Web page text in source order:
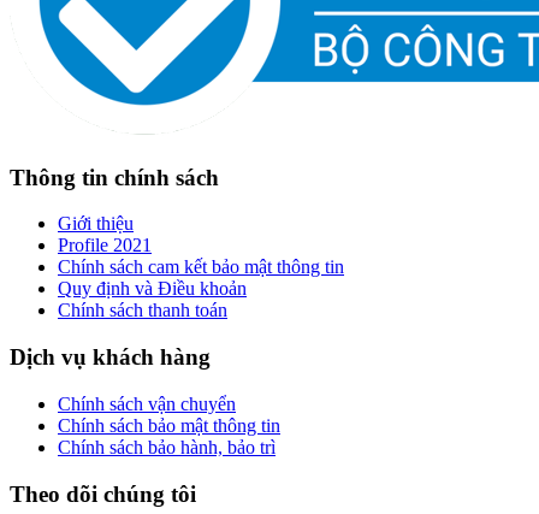
Thông tin chính sách
Giới thiệu
Profile 2021
Chính sách cam kết bảo mật thông tin
Quy định và Điều khoản
Chính sách thanh toán
Dịch vụ khách hàng
Chính sách vận chuyển
Chính sách bảo mật thông tin
Chính sách bảo hành, bảo trì
Theo dõi chúng tôi